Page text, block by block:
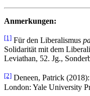
Anmerkungen:
[1] Für den Liberalismus
Solidarität mit dem
Leviathan, 52. Jg.,
[2] Deneen, Patrick
London: Yale University